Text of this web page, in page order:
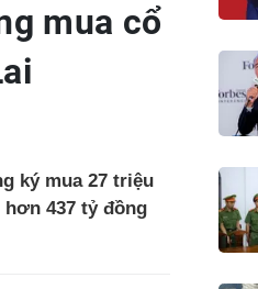
mua cổ
ký mua 27 triệu
437 tỷ đồng